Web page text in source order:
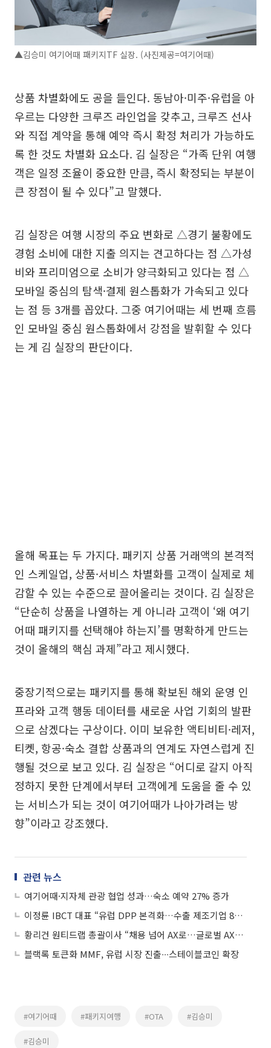
▲김승미 여기어때 패키지TF 실장. (사진제공=여기어때)
상품 차별화에도 공을 들인다. 동남아·미주·유럽을 아
우르는 다양한 크루즈 라인업을 갖추고, 크루즈 선사
와 직접 계약을 통해 예약 즉시 확정 처리가 가능하도
록 한 것도 차별화 요소다. 김 실장은 “가족 단위 여행
객은 일정 조율이 중요한 만큼, 즉시 확정되는 부분이
큰 장점이 될 수 있다”고 말했다.
김 실장은 여행 시장의 주요 변화로 △경기 불황에도
경험 소비에 대한 지출 의지는 견고하다는 점 △가성
비와 프리미엄으로 소비가 양극화되고 있다는 점 △
모바일 중심의 탐색·결제 원스톱화가 가속되고 있다
는 점 등 3개를 꼽았다. 그중 여기어때는 세 번째 흐름
인 모바일 중심 원스톱화에서 강점을 발휘할 수 있다
는 게 김 실장의 판단이다.
올해 목표는 두 가지다. 패키지 상품 거래액의 본격적
인 스케일업, 상품·서비스 차별화를 고객이 실제로 체
감할 수 있는 수준으로 끌어올리는 것이다. 김 실장은
“단순히 상품을 나열하는 게 아니라 고객이 ‘왜 여기
어때 패키지를 선택해야 하는지’를 명확하게 만드는
것이 올해의 핵심 과제”라고 제시했다.
중장기적으로는 패키지를 통해 확보된 해외 운영 인
프라와 고객 행동 데이터를 새로운 사업 기회의 발판
으로 삼겠다는 구상이다. 이미 보유한 액티비티·레저,
티켓, 항공·숙소 결합 상품과의 연계도 자연스럽게 진
행될 것으로 보고 있다. 김 실장은 “어디로 갈지 아직
정하지 못한 단계에서부터 고객에게 도움을 줄 수 있
는 서비스가 되는 것이 여기어때가 나아가려는 방
향”이라고 강조했다.
관련 뉴스
여기어때·지자체 관광 협업 성과…숙소 예약 27% 증가
이정륜 IBCT 대표 “유럽 DPP 본격화…수출 제조기업 80% 고객 목표”
황리건 원티드랩 총괄이사 “채용 넘어 AX로…글로벌 AX기업 목표”
블랙록 토큰화 MMF, 유럽 시장 진출∙∙∙스테이블코인 확장
#여기어때 #패키지여행 #OTA #김승미
#김승미